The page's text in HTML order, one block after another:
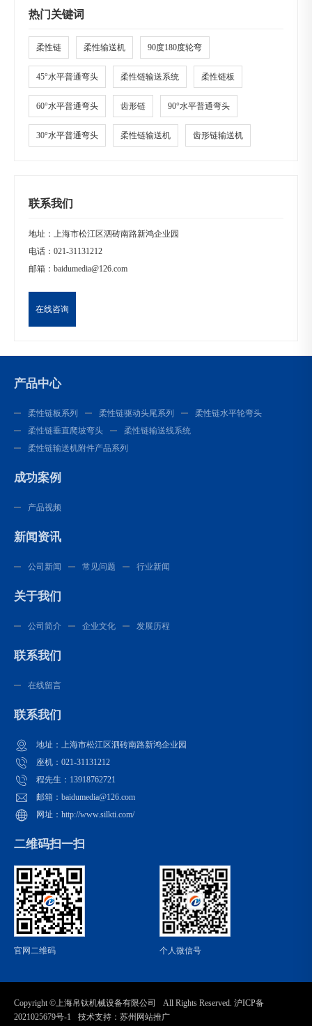
热门关键词
柔性链 柔性输送机 90度180度轮弯
45°水平普通弯头 柔性链输送系统 柔性链板
60°水平普通弯头 齿形链 90°水平普通弯头
30°水平普通弯头 柔性链输送机 齿形链输送机
联系我们
地址：上海市松江区泗砖南路新鸿企业园
电话： 021-31131212
邮箱： baidumedia@126.com
在线咨询
产品中心
柔性链板系列 柔性链驱动头尾系列
柔性链水平轮弯头
柔性链垂直爬坡弯头
柔性链输送线系统
柔性链输送机附件产品系列
成功案例
产品视频
新闻资讯
公司新闻 常见问题 行业新闻
关于我们
公司简介 企业文化 发展历程
联系我们
在线留言
联系我们
地址：上海市松江区泗砖南路新鸿企业园
座机：021-31131212
程先生：13918762721
邮箱：baidumedia@126.com
网址：http://www.silkti.com/
二维码扫一扫
官网二维码 个人微信号
Copyright ©上海帛钛机械设备有限公司 All Rights Reserved. 沪ICP备
2021025679号-1
技术支持： 苏州网站推广